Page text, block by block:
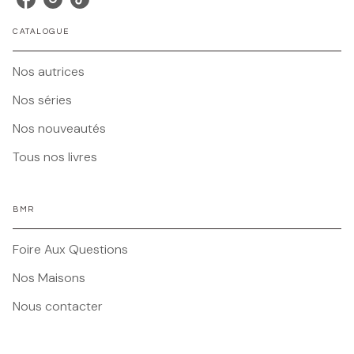
CATALOGUE
Nos autrices
Nos séries
Nos nouveautés
Tous nos livres
BMR
Foire Aux Questions
Nos Maisons
Nous contacter